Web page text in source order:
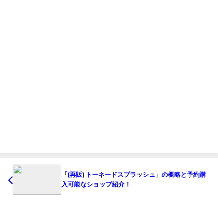
「(再販) トーネードスプラッシュ」の概略と予約購
入可能なショップ紹介！